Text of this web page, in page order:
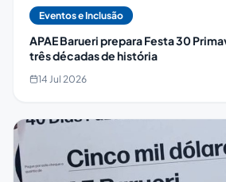
Eventos e Inclusão
APAE Barueri prepara Festa 30
três décadas de história
14 Jul 2026